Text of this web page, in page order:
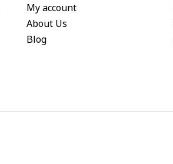
My account
About Us
Blog